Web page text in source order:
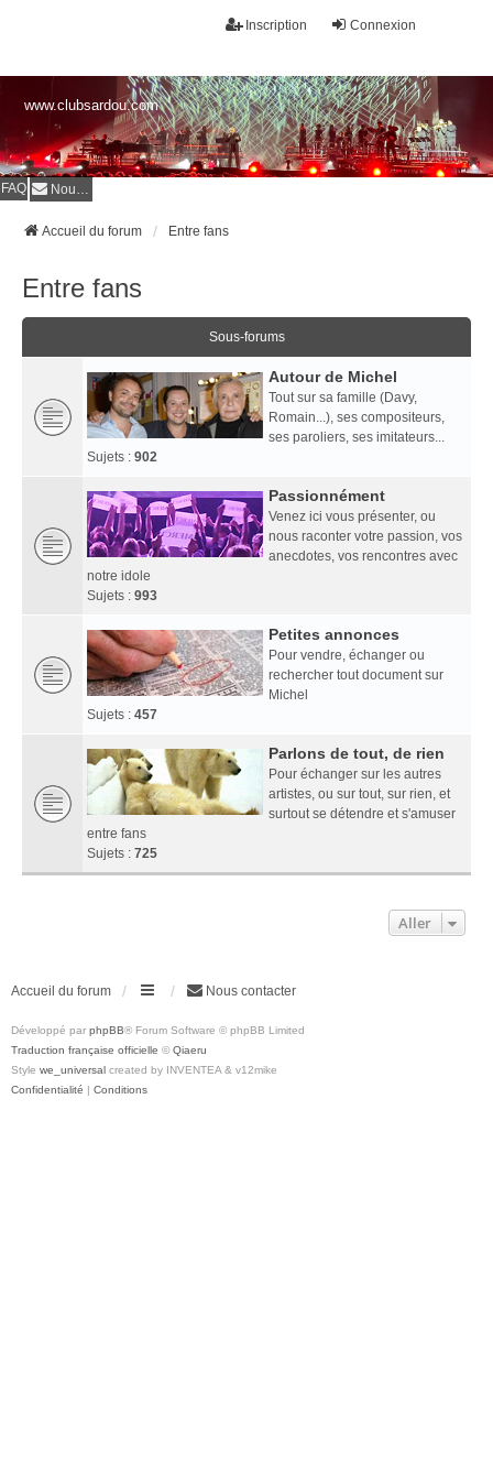
Connexion
Inscription
www.clubsardou.com
FAQ Nous contacter
Accueil du forum Entre fans
Entre fans
Sous-forums
Autour de Michel
Tout sur sa famille (Davy,
Romain...), ses compositeurs,
ses paroliers, ses imitateurs...
Sujets : 902
Passionnément
Venez ici vous présenter, ou
nous raconter votre passion, vos
anecdotes, vos rencontres avec
notre idole
Sujets : 993
Petites annonces
Pour vendre, échanger ou
rechercher tout document sur
Michel
Sujets : 457
Parlons de tout, de rien
Pour échanger sur les autres
artistes, ou sur tout, sur rien, et
surtout se détendre et s'amuser
entre fans
Sujets : 725
Aller
Accueil du forum Nous contacter
Développé par phpBB® Forum Software © phpBB Limited
Traduction française officielle © Qiaeru
Style we_universal created by INVENTEA & v12mike
Confidentialité | Conditions